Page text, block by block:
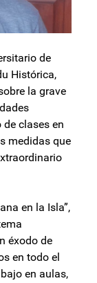
de
Histórica,
la grave
clases en
medidas que
en la Isla”,
éxodo de
en todo el
en aulas,